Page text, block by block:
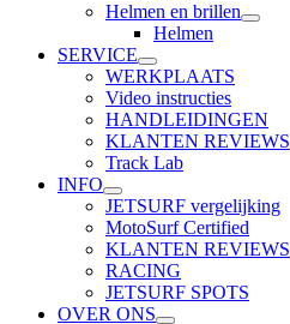
Helmen en brillen
Helmen
SERVICE
WERKPLAATS
Video instructies
HANDLEIDINGEN
KLANTEN REVIEWS
Track Lab
INFO
JETSURF vergelijking
MotoSurf Certified
KLANTEN REVIEWS
RACING
JETSURF SPOTS
OVER ONS